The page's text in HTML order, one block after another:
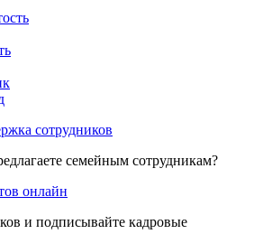
сотрудников
семейным сотрудникам?
онлайн
и подписывайте кадровые